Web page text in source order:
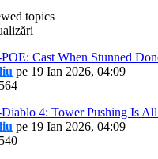
topics
Cast When Stunned
pe 19 Ian 2026, 04:09
4: Tower Pushing Is
pe 19 Ian 2026, 04:09